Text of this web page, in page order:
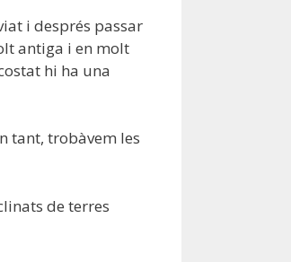
i després passar
antiga i en molt
hi ha una
tant, trobàvem les
de terres